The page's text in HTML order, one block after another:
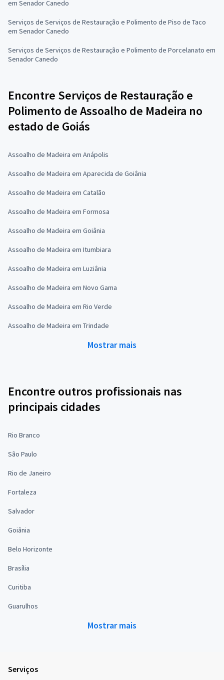
em Senador Canedo
Serviços de Serviços de Restauração e Polimento de Piso de Taco
em Senador Canedo
Serviços de Serviços de Restauração e Polimento de Porcelanato em
Senador Canedo
Encontre Serviços de Restauração e
Polimento de Assoalho de Madeira no
estado de Goiás
Assoalho de Madeira em Anápolis
Assoalho de Madeira em Aparecida de Goiânia
Assoalho de Madeira em Catalão
Assoalho de Madeira em Formosa
Assoalho de Madeira em Goiânia
Assoalho de Madeira em Itumbiara
Assoalho de Madeira em Luziânia
Assoalho de Madeira em Novo Gama
Assoalho de Madeira em Rio Verde
Assoalho de Madeira em Trindade
Mostrar mais
Encontre outros profissionais nas
principais cidades
Rio Branco
São Paulo
Rio de Janeiro
Fortaleza
Salvador
Goiânia
Belo Horizonte
Brasília
Curitiba
Guarulhos
Mostrar mais
Serviços